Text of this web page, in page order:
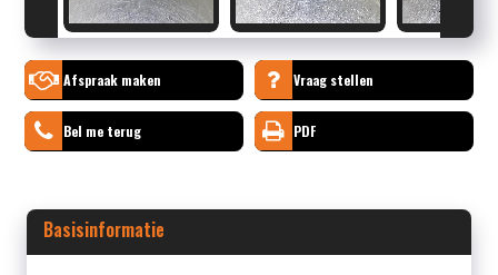
Afspraak maken Vraag stellen
Bel me terug PDF
Basisinformatie